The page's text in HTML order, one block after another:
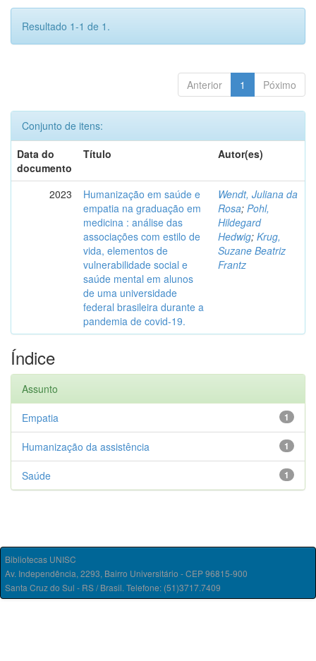
Resultado 1-1 de 1.
Anterior 1 Póximo
Conjunto de itens:
Data do
documento
Título Autor(es)
2023
Humanização em saúde e
empatia na graduação em
medicina : análise das
associações com estilo de
vida, elementos de
vulnerabilidade social e
saúde mental em alunos
de uma universidade
federal brasileira durante a
pandemia de covid-19.
Wendt, Juliana da
Rosa; Pohl,
Hildegard
Hedwig; Krug,
Suzane Beatriz
Frantz
Índice
Assunto
1
Empatia
1
Humanização da assistência
1
Saúde
Bibliotecas UNISC
Av. Independência, 2293, Bairro Universitário - CEP 96815-900
Santa Cruz do Sul - RS / Brasil. Telefone: (51)3717.7409